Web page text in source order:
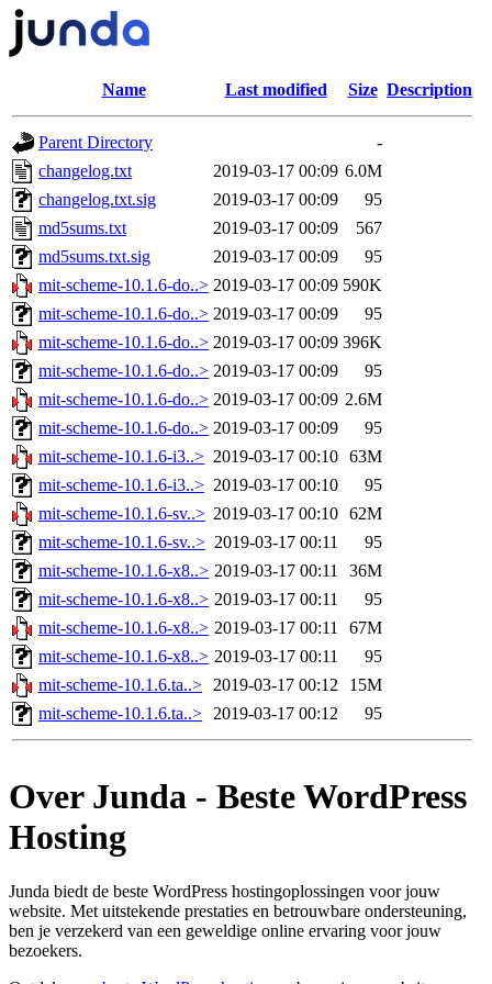
Name Last modified Size Description
Parent Directory
-
changelog.txt
2019-03-17 00:09 6.0M
changelog.txt.sig
2019-03-17 00:09
95
md5sums.txt
2019-03-17 00:09
567
md5sums.txt.sig
2019-03-17 00:09
95
mit-scheme-10.1.6-do..> 2019-03-17 00:09 590K
mit-scheme-10.1.6-do..> 2019-03-17 00:09
95
mit-scheme-10.1.6-do..> 2019-03-17 00:09 396K
mit-scheme-10.1.6-do..> 2019-03-17 00:09
95
mit-scheme-10.1.6-do..> 2019-03-17 00:09 2.6M
mit-scheme-10.1.6-do..> 2019-03-17 00:09
95
mit-scheme-10.1.6-i3..> 2019-03-17 00:10 63M
mit-scheme-10.1.6-i3..> 2019-03-17 00:10
95
mit-scheme-10.1.6-sv..> 2019-03-17 00:10 62M
mit-scheme-10.1.6-sv..> 2019-03-17 00:11
95
mit-scheme-10.1.6-x8..> 2019-03-17 00:11
36M
mit-scheme-10.1.6-x8..> 2019-03-17 00:11
95
mit-scheme-10.1.6-x8..> 2019-03-17 00:11
67M
mit-scheme-10.1.6-x8..> 2019-03-17 00:11
95
mit-scheme-10.1.6.ta..>
2019-03-17 00:12
15M
mit-scheme-10.1.6.ta..>
2019-03-17 00:12 95
Over Junda - Beste WordPress
Hosting
Junda biedt de beste WordPress hostingoplossingen voor jouw
website. Met uitstekende prestaties en betrouwbare ondersteuning,
ben je verzekerd van een geweldige online ervaring voor jouw
bezoekers.